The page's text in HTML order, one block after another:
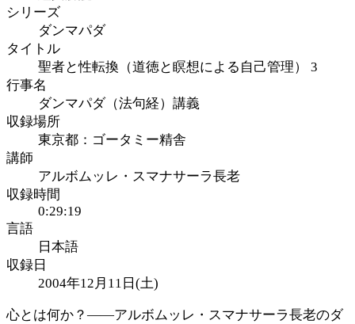
シリーズ
ダンマパダ
タイトル
聖者と性転換（道徳と瞑想による自己管理） 3
行事名
ダンマパダ（法句経）講義
収録場所
東京都：ゴータミー精舎
講師
アルボムッレ・スマナサーラ長老
収録時間
0:29:19
言語
日本語
収録日
2004年12月11日(土)
心とは何か？――アルボムッレ・スマナサーラ長老のダ